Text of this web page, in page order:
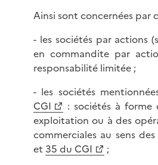
Ainsi sont concernées par
- les sociétés par actions
en commandite par
responsabilité limitée ;
- les sociétés
CGI
: sociétés à
exploitation ou à des
commerciales au sens des
et 35 du CGI
;